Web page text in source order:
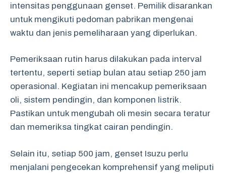
intensitas penggunaan genset. Pemilik disarankan
untuk mengikuti pedoman pabrikan mengenai
waktu dan jenis pemeliharaan yang diperlukan.
Pemeriksaan rutin harus dilakukan pada interval
tertentu, seperti setiap bulan atau setiap 250 jam
operasional. Kegiatan ini mencakup pemeriksaan
oli, sistem pendingin, dan komponen listrik.
Pastikan untuk mengubah oli mesin secara teratur
dan memeriksa tingkat cairan pendingin.
Selain itu, setiap 500 jam, genset Isuzu perlu
menjalani pengecekan komprehensif yang meliputi